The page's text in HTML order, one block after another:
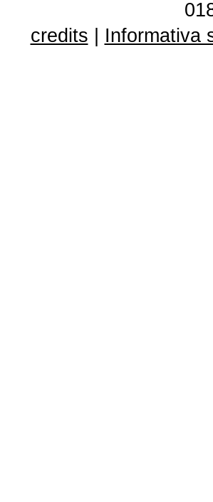
credits
Informativa